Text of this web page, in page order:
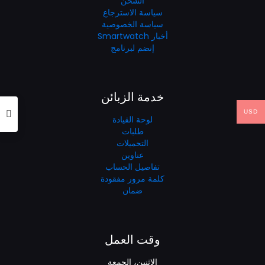
سياسة الاسترجاع
سياسة الخصوصية
أخبار Smartwatch
إنضم لبرنامج
خدمة الزبائن
لوحة القيادة
طلبات
التحميلات
عناوين
تفاصيل الحساب
كلمة مرور مفقودة
ضمان
وقت العمل
الإثنين، الجمعة
USD